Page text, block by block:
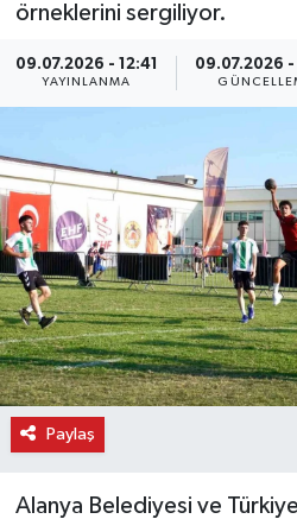
örneklerini sergiliyor.
09.07.2026 - 12:41
YAYINLANMA
09.07.2026 -
Paylaş
Alanya Belediyesi ve